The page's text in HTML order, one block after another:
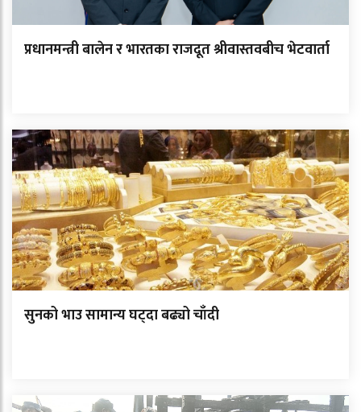
प्रधानमन्त्री बालेन र भारतका राजदूत श्रीवास्तवबीच भेटवार्ता
सुनको भाउ सामान्य घट्दा बढ्यो चाँदी